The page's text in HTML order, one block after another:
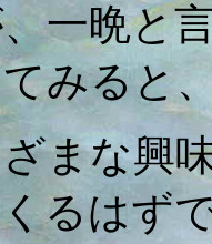
一晩と
みると
まな興
るはず